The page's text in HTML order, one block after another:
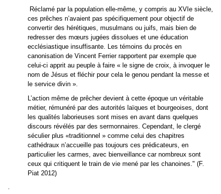
Réclamé par la population elle-même, y compris au XVIe siècle,
ces prêches n’avaient pas spécifiquement pour objectif de
convertir des hérétiques, musulmans ou juifs, mais bien de
redresser des mœurs jugées dissolues et une éducation
ecclésiastique insuffisante. Les témoins du procès en
canonisation de Vincent Ferrier rapportent par exemple que
celui-ci apprit au peuple à faire « le signe de croix, à invoquer le
nom de Jésus et fléchir pour cela le genou pendant la messe et
le service divin ».
L’action même de prêcher devient à cette époque un véritable
métier, rémunéré par des autorités laïques et bourgeoises, dont
les qualités laborieuses sont mises en avant dans quelques
discours révélés par des sermonnaires. Cependant, le clergé
séculier plus «traditionnel » comme celui des chapitres
cathédraux n’accueille pas toujours ces prédicateurs, en
particulier les carmes, avec bienveillance car nombreux sont
ceux qui critiquent le train de vie mené par les chanoines. " (F.
Piat 2012)
.